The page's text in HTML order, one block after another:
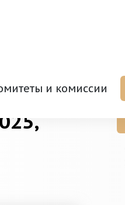
и комиссии